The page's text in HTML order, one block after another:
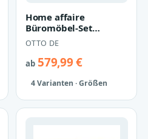
Home affaire
Büromöbel-Set
CiTY/GiRON, (Set, 3-
tlg)
OTTO DE
ab579,99 €
4 Varianten · Größen